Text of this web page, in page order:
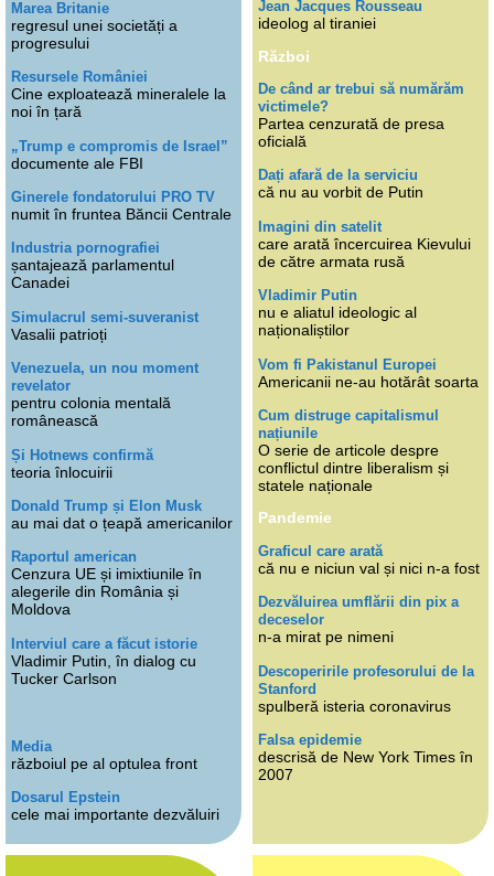
Marea Britanie
regresul unei societăți a
progresului
Resursele României
Cine exploatează mineralele la
noi în țară
„Trump e compromis de Israel”
documente ale FBI
Ginerele fondatorului PRO TV
numit în fruntea Băncii Centrale
Industria pornografiei
șantajează parlamentul
Canadei
Simulacrul semi-suveranist
Vasalii patrioți
Venezuela, un nou moment
revelator
pentru colonia mentală
românească
Și Hotnews confirmă
teoria înlocuirii
Donald Trump și Elon Musk
au mai dat o țeapă americanilor
Raportul american
Cenzura UE și imixtiunile în
alegerile din România și
Moldova
Interviul care a făcut istorie
Vladimir Putin, în dialog cu
Tucker Carlson
Media
războiul pe al optulea front
Dosarul Epstein
cele mai importante dezvăluiri
Jean Jacques Rousseau
ideolog al tiraniei
Război
De când ar trebui să numărăm
victimele?
Partea cenzurată de presa
oficială
Dați afară de la serviciu
că nu au vorbit de Putin
Imagini din satelit
care arată încercuirea Kievului
de către armata rusă
Vladimir Putin
nu e aliatul ideologic al
naționaliștilor
Vom fi Pakistanul Europei
Americanii ne-au hotărât soarta
Cum distruge capitalismul
națiunile
O serie de articole despre
conflictul dintre liberalism și
statele naționale
Pandemie
Graficul care arată
că nu e niciun val și nici n-a fost
Dezvăluirea umflării din pix a
deceselor
n-a mirat pe nimeni
Descoperirile profesorului de la
Stanford
spulberă isteria coronavirus
Falsa epidemie
descrisă de New York Times în
2007